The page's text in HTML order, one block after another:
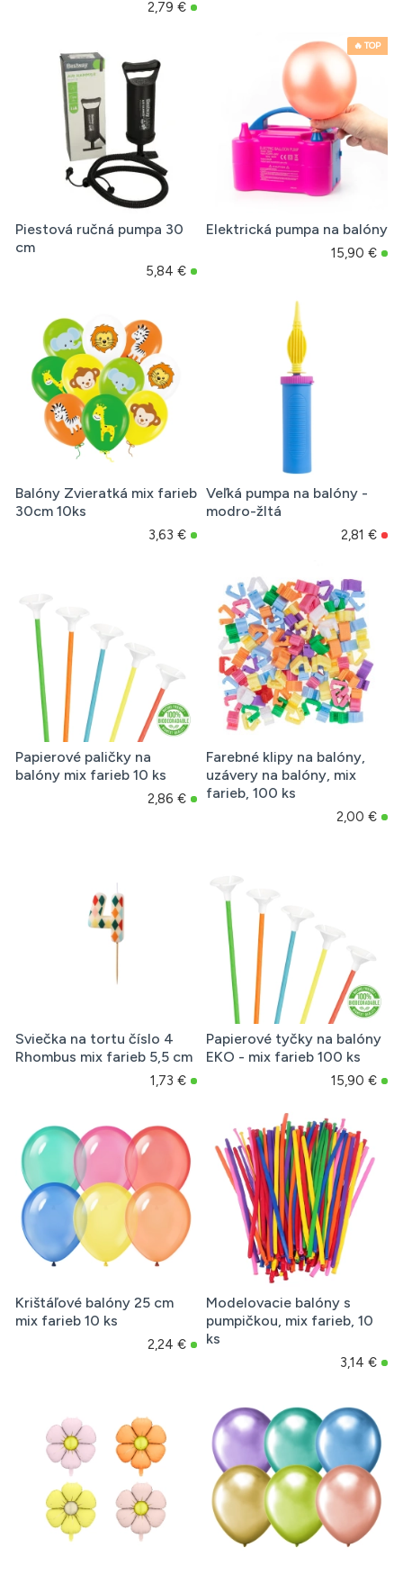
2,79 €
Piestová ručná pumpa 30
cm
5,84 €
🔥 TOP
Elektrická pumpa na balóny
15,90 €
Balóny Zvieratká mix farieb
30cm 10ks
3,63 €
Veľká pumpa na balóny -
modro-žltá
2,81 €
Papierové paličky na
balóny mix farieb 10 ks
2,86 €
Farebné klipy na balóny,
uzávery na balóny, mix
farieb, 100 ks
2,00 €
Sviečka na tortu číslo 4
Rhombus mix farieb 5,5 cm
1,73 €
Papierové tyčky na balóny
EKO - mix farieb 100 ks
15,90 €
Krištáľové balóny 25 cm
mix farieb 10 ks
2,24 €
Modelovacie balóny s
pumpičkou, mix farieb, 10
ks
3,14 €